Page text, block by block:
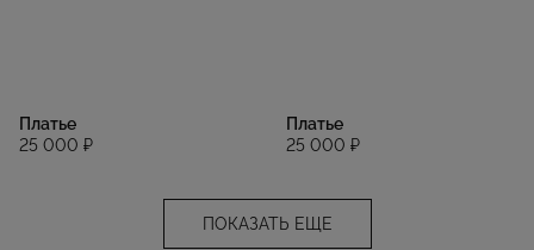
Платье
25 000 ₽
Платье
25 000 ₽
ПОКАЗАТЬ ЕЩЕ